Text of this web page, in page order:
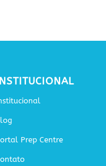
INSTITUCIONAL
Prep Centre